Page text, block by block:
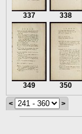
337 338
349 350
< >